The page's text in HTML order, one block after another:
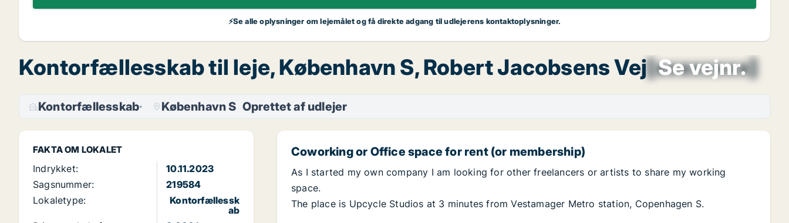
⚡Se alle oplysninger om lejemålet og få direkte adgang til udlejerens kontaktoplysninger.
Kontorfællesskab til leje, København S, Robert Jacobsens Vej Se vejnr.
[xxxxxxxx]
Kontorfællesskab København S Oprettet af udlejer
FAKTA OM LOKALET
Indrykket:
10.11.2023
Sagsnummer:
219584
Lokaletype:
Kontorfællessk
ab
Coworking or Office space for rent (or membership)
As I started my own company I am looking for other freelancers or artists to share my working
space.
The place is Upcycle Studios at 3 minutes from Vestamager Metro station, Copenhagen S.